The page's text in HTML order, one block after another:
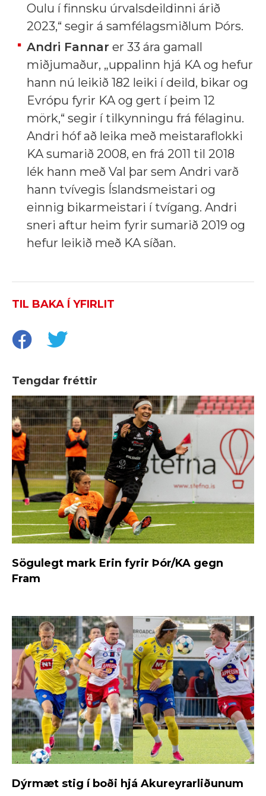
Oulu í finnsku úrvalsdeildinni árið
2023,“ segir á samfélagsmiðlum Þórs.
Andri Fannar er 33 ára gamall
miðjumaður, „uppalinn hjá KA og hefur
hann nú leikið 182 leiki í deild, bikar og
Evrópu fyrir KA og gert í þeim 12
mörk,“ segir í tilkynningu frá félaginu.
Andri hóf að leika með meistaraflokki
KA sumarið 2008, en frá 2011 til 2018
lék hann með Val þar sem Andri varð
hann tvívegis Íslandsmeistari og
einnig bikarmeistari í tvígang. Andri
sneri aftur heim fyrir sumarið 2019 og
hefur leikið með KA síðan.
TIL BAKA Í YFIRLIT
Tengdar fréttir
Sögulegt mark Erin fyrir Þór/KA gegn
Fram
Dýrmæt stig í boði hjá Akureyrarliðunum